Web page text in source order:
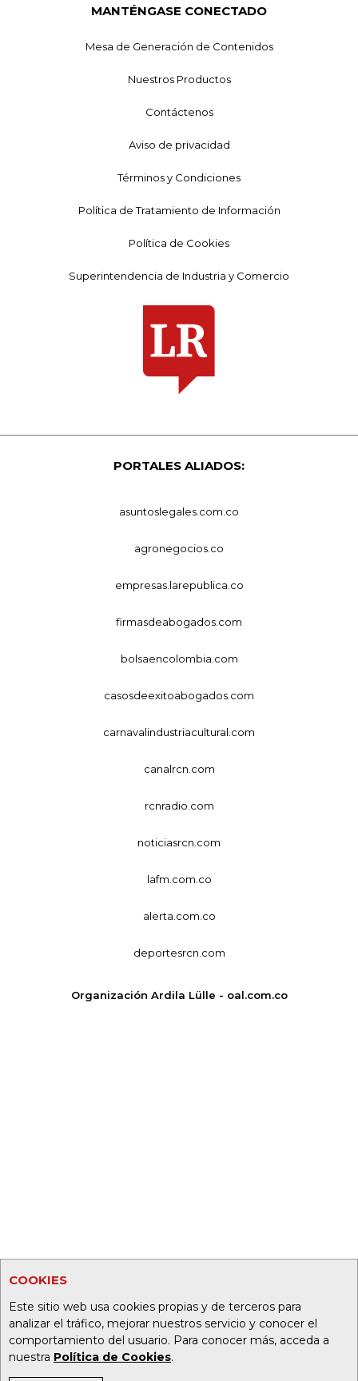
COOKIES
Este sitio web usa cookies propias y de terceros para
analizar el tráfico, mejorar nuestros servicio y conocer el
comportamiento del usuario. Para conocer más, acceda a
nuestra Política de Cookies.
MANTÉNGASE CONECTADO
Mesa de Generación de Contenidos
Nuestros Productos
Contáctenos
Aviso de privacidad
Términos y Condiciones
Política de Tratamiento de Información
Política de Cookies
Superintendencia de Industria y Comercio
PORTALES ALIADOS:
asuntoslegales.com.co
agronegocios.co
empresas.larepublica.co
firmasdeabogados.com
bolsaencolombia.com
casosdeexitoabogados.com
carnavalindustriacultural.com
canalrcn.com
rcnradio.com
noticiasrcn.com
lafm.com.co
alerta.com.co
deportesrcn.com
Organización Ardila Lülle - oal.com.co